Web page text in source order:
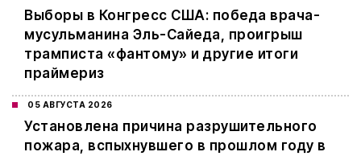
Выборы в Конгресс США: победа врача-
мусульманина Эль-Сайеда, проигрыш
трамписта «фантому» и другие итоги
праймериз
05 АВГУСТА 2026
Установлена причина разрушительного
пожара, вспыхнувшего в прошлом году в